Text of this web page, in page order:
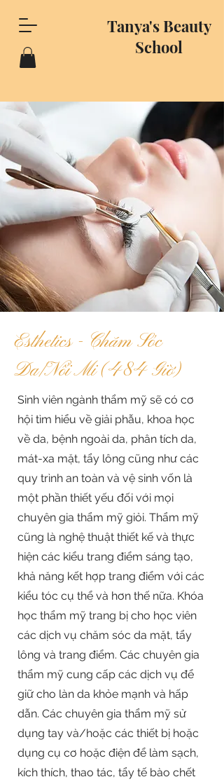
Tanya's Beauty
School
Esthetics - Chăm Sóc
Da/Nối Mi (484 Giờ)
Sinh viên ngành thẩm mỹ sẽ có cơ
hội tìm hiểu về giải phẫu, khoa học
về da, bệnh ngoài da, phân tích da,
mát-xa mặt, tẩy lông cũng như các
quy trình an toàn và vệ sinh vốn là
một phần thiết yếu đối với mọi
chuyên gia thẩm mỹ giỏi. Thẩm mỹ
cũng là nghệ thuật thiết kế và thực
hiện các kiểu trang điểm sáng tạo,
khả năng kết hợp trang điểm với các
kiểu tóc cụ thể và hơn thế nữa. Khóa
học thẩm mỹ trang bị cho học viên
các dịch vụ chăm sóc da mặt, tẩy
lông và trang điểm. Các chuyên gia
thẩm mỹ cung cấp các dịch vụ để
giữ cho làn da khỏe mạnh và hấp
dẫn. Các chuyên gia thẩm mỹ sử
dụng tay và/hoặc các thiết bị hoặc
dụng cụ cơ hoặc điện để làm sạch,
kích thích, thao tác, tẩy tế bào chết